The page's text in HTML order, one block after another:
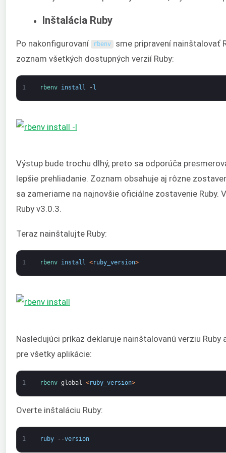
Inštalácia Ruby
Po nakonfigurovaní rbenv sme pripravení nainštalovať
zoznam všetkých dostupných verzií Ruby:
1 rbenv install - l
Výstup bude trochu dlhý, preto sa odporúča
lepšie prehliadanie. Zoznam obsahuje aj rôzne
sa zameriame na najnovšie oficiálne zostavenie Ruby.
Ruby v3.0.3.
Teraz nainštalujte Ruby:
1 rbenv install <ruby_version>
Nasledujúci príkaz deklaruje nainštalovanú verziu
pre všetky aplikácie:
1 rbenv global <ruby_version>
Overte inštaláciu Ruby:
1 ruby --version